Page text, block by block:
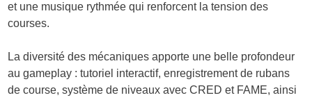
et une musique rythmée qui renforcent la tension des
courses.
La diversité des mécaniques apporte une belle profondeur
au gameplay : tutoriel interactif, enregistrement de rubans
de course, système de niveaux avec CRED et FAME, ainsi